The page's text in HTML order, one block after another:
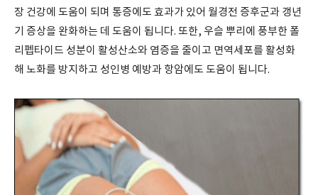
장 건강에 도움이 되며 통증에도 효과가 있어 월경전 증후군과 갱년
기 증상을 완화하는 데 도움이 됩니다. 또한, 우슬 뿌리에 풍부한 폴
리펩타이드 성분이 활성산소와 염증을 줄이고 면역세포를 활성화
해 노화를 방지하고 성인병 예방과 항암에도 도움이 됩니다.